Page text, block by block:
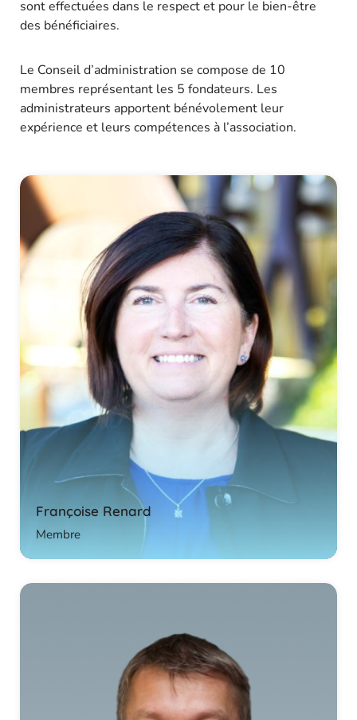
sont effectuées dans le respect et pour le bien-être
des bénéficiaires.
Le Conseil d’administration se compose de 10
membres représentant les 5 fondateurs. Les
administrateurs apportent bénévolement leur
expérience et leurs compétences à l’association.
Françoise Renard
Membre